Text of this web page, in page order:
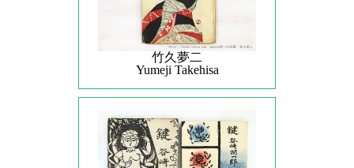
竹久夢二
Yumeji Takehisa